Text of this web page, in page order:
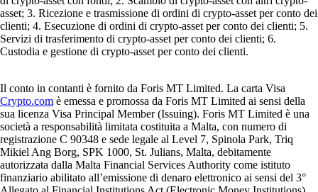
asset; 3. Ricezione e trasmissione di ordini di crypto-asset per conto dei
clienti; 4. Esecuzione di ordini di crypto-asset per conto dei clienti; 5.
Servizi di trasferimento di crypto-asset per conto dei clienti; 6.
Custodia e gestione di crypto-asset per conto dei clienti.
Il conto in contanti è fornito da Foris MT Limited. La carta Visa
Crypto.com è emessa e promossa da Foris MT Limited ai sensi della
sua licenza Visa Principal Member (Issuing). Foris MT Limited è una
società a responsabilità limitata costituita a Malta, con numero di
registrazione C 90348 e sede legale al Level 7, Spinola Park, Triq
Mikiel Ang Borg, SPK 1000, St. Julians, Malta, debitamente
autorizzata dalla Malta Financial Services Authority come istituto
finanziario abilitato all’emissione di denaro elettronico ai sensi del 3°